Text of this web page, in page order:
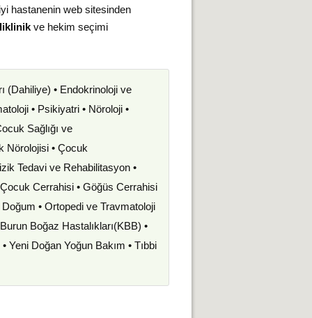
hastanenin web sitesinden
ve hekim seçimi
(Dahiliye) • Endokrinoloji ve
• Psikiyatri • Nöroloji •
Sağlığı ve
Nörolojisi • Çocuk
Tedavi ve Rehabilitasyon •
Cerrahisi • Göğüs Cerrahisi
Doğum • Ortopedi ve Travmatoloji
Boğaz Hastalıkları(KBB) •
Yeni Doğan Yoğun Bakım • Tıbbi